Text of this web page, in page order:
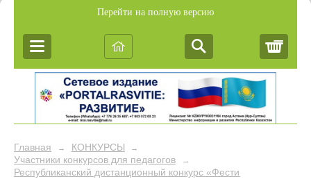
Перейти на полную версию
Главная → КОНКУРСЫ →
Участники конкурсов для педагогов →
Республиканский дистанционный конкурс «Фестиваль